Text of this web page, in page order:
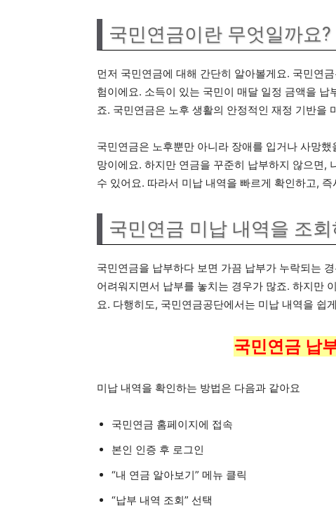
국민연금이란 무엇일까요?
먼저 국민연금에 대해 간단히 알아볼게요. 국민연
험이에요. 소득이 있는 국민이 매달 일정 금액을
죠. 국민연금은 노후 생활의 안정적인 재정 기반을
국민연금은 노후뿐만 아니라 장애를 입거나 사망
망이에요. 하지만 연금을 꾸준히 납부하지 않으면,
수 있어요. 따라서 미납 내역을 빠르게 확인하고,
국민연금 미납 내역을 조
국민연금을 납부하다 보면 가끔 납부가 누락되는
어려워지면서 납부를 놓치는 경우가 많죠. 하지만
요. 다행히도, 국민연금공단에서는 미납 내역을 쉽
국민연금 납
미납 내역을 확인하는 방법은 다음과 같아요
국민연금 홈페이지에 접속
본인 인증 후 로그인
“내 연금 알아보기” 메뉴 클릭
“납부 내역 조회” 선택